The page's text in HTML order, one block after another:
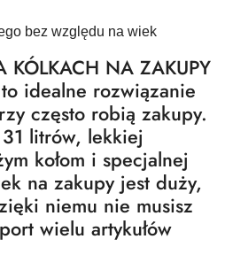
bez względu na wiek
KÓLKACH NA ZAKUPY
to idealne rozwiązanie
często robią zakupy.
litrów, lekkiej
kołom i specjalnej
na zakupy jest duży,
niemu nie musisz
wielu artykułów